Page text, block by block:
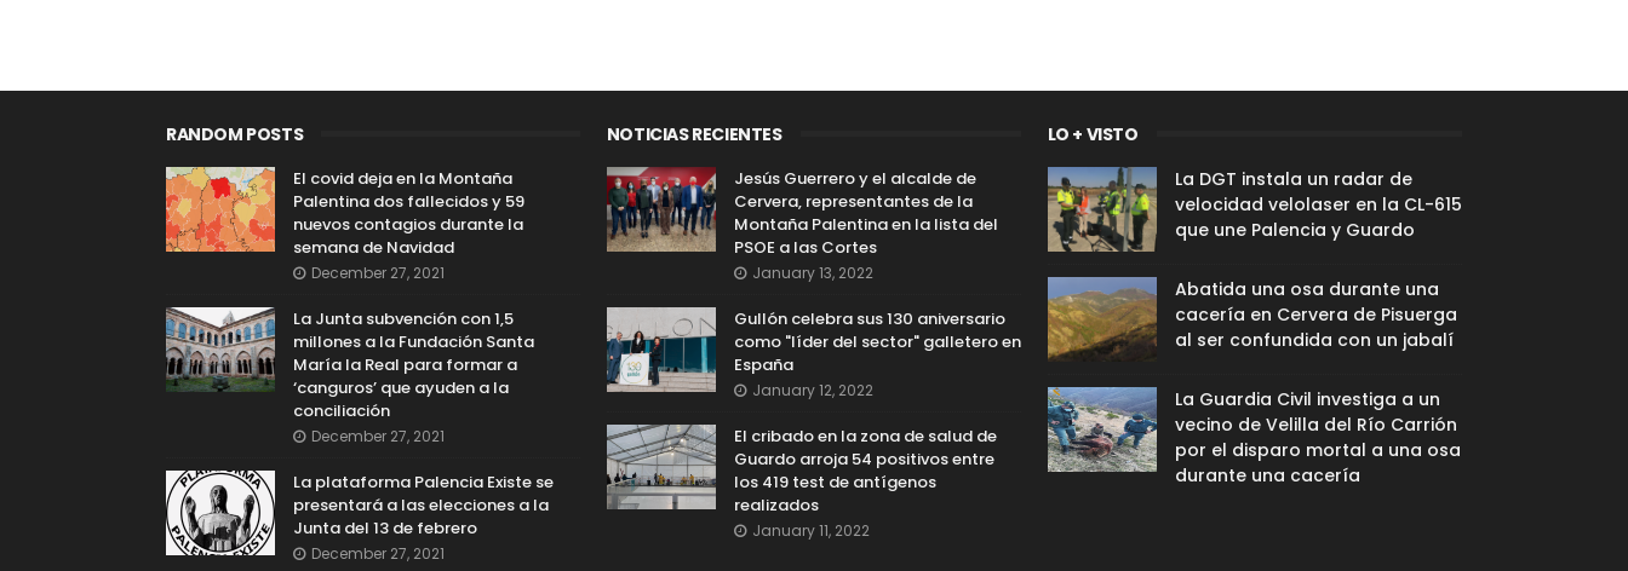
RANDOM POSTS
El covid deja en la Montaña
Palentina dos fallecidos y 59
nuevos contagios durante la
semana de Navidad
December 27, 2021
La Junta subvención con 1,5
millones a la Fundación Santa
María la Real para formar a
‘canguros’ que ayuden a la
conciliación
December 27, 2021
La plataforma Palencia Existe se
presentará a las elecciones a la
Junta del 13 de febrero
December 27, 2021
NOTICIAS RECIENTES
Jesús Guerrero y el alcalde de
Cervera, representantes de la
Montaña Palentina en la lista del
PSOE a las Cortes
January 13, 2022
Gullón celebra sus 130 aniversario
como "líder del sector" galletero en
España
January 12, 2022
El cribado en la zona de salud de
Guardo arroja 54 positivos entre
los 419 test de antígenos
realizados
January 11, 2022
LO + VISTO
La DGT instala un radar de
velocidad velolaser en la CL-615
que une Palencia y Guardo
Abatida una osa durante una
cacería en Cervera de Pisuerga
al ser confundida con un jabalí
La Guardia Civil investiga a un
vecino de Velilla del Río Carrión
por el disparo mortal a una osa
durante una cacería